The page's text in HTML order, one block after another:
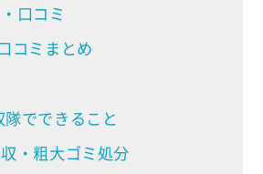
口コミ
コミまとめ
でできること
・粗大ゴミ処分